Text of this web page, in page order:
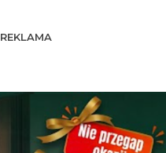
REKLAMA